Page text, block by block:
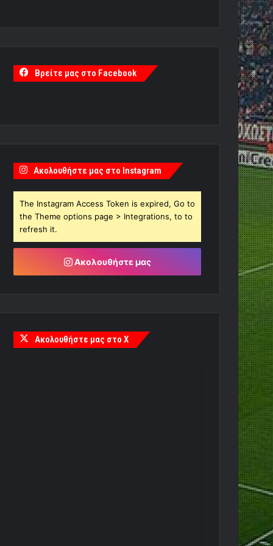
Βρείτε μας στο Facebook
Ακολουθήστε μας στο Instagram
The Instagram Access Token is expired, Go to
the Theme options page > Integrations, to to
refresh it.
Ακολουθήστε μας
Ακολουθήστε μας στο X